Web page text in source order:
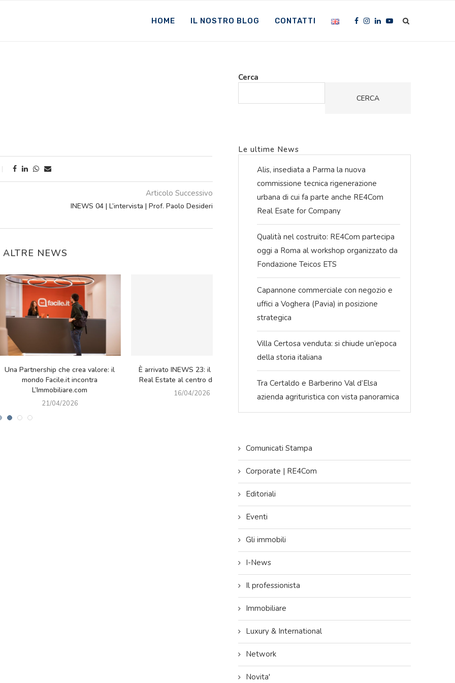
HOME IL NOSTRO BLOG CONTATTI
Articolo Successivo
INEWS 04 | L’intervista | Prof. Paolo Desideri
NEWS
Cosa chiedono gli italiani in cerca di
casa? Il trilocale in vendita...
11/11/2025
Detrazioni Fiscali 2025
14/10/2025
L’immobiliare.com: 60 Anni di
Eccellenza nel Real Estate Italiano
10/06/2025
Cerca
CERCA
Le ultime News
Alis, insediata a Parma la nuova
commissione tecnica rigenerazione
urbana di cui fa parte anche RE4Com
Real Esate for Company
Qualità nel costruito: RE4Com partecipa
oggi a Roma al workshop organizzato da
Fondazione Teicos ETS
Capannone commerciale con negozio e
uffici a Voghera (Pavia) in posizione
strategica
Villa Certosa venduta: si chiude un’epoca
della storia italiana
Tra Certaldo e Barberino Val d’Elsa
azienda agrituristica con vista panoramica
Comunicati Stampa
Corporate | RE4Com
Editoriali
Eventi
Gli immobili
I-News
Il professionista
Immobiliare
Luxury & International
Network
Novita'